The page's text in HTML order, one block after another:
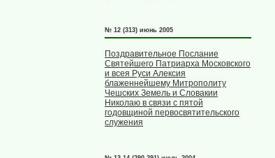
№ 12 (313) июнь 2005
Поздравительное Послание
Святейшего Патриарха Московского
и всея Руси Алексия
блаженнейшему Митрополиту
Чешских Земель и Словакии
Николаю в связи с пятой
годовщиной первосвятительского
служения